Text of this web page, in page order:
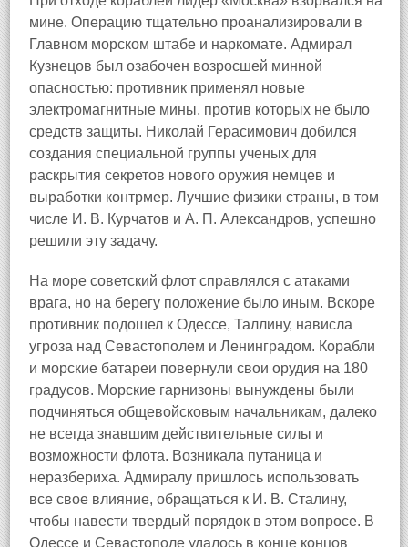
мине. Операцию тщательно проанализировали в
Главном морском штабе и наркомате. Адмирал
Кузнецов был озабочен возросшей минной
опасностью: противник применял новые
электромагнитные мины, против которых не было
средств защиты. Николай Герасимович добился
создания специальной группы ученых для
раскрытия секретов нового оружия немцев и
выработки контрмер. Лучшие физики страны, в том
числе И. В. Курчатов и А. П. Александров, успешно
решили эту задачу.
На море советский флот справлялся с атаками
врага, но на берегу положение было иным. Вскоре
противник подошел к Одессе, Таллину, нависла
угроза над Севастополем и Ленинградом. Корабли
и морские батареи повернули свои орудия на 180
градусов. Морские гарнизоны вынуждены были
подчиняться общевойсковым начальникам, далеко
не всегда знавшим действительные силы и
возможности флота. Возникала путаница и
неразбериха. Адмиралу пришлось использовать
все свое влияние, обращаться к И. В. Сталину,
чтобы навести твердый порядок в этом вопросе. В
Одессе и Севастополе удалось в конце концов